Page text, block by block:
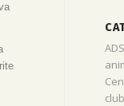
ADS